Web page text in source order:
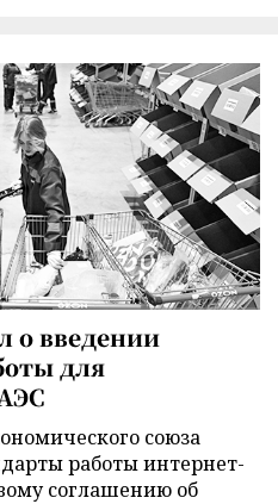
о введении
для
союза
работы интернет-
соглашению об